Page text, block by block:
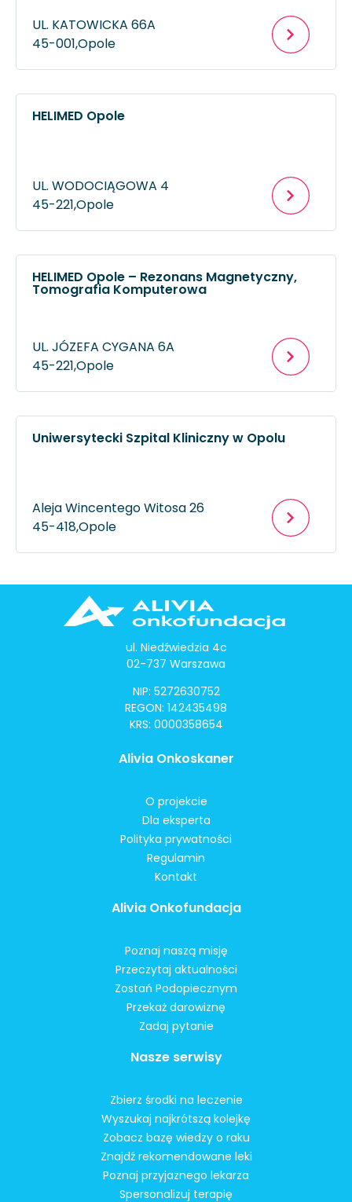
UL. KATOWICKA 66A
45-001,Opole
HELIMED Opole
UL. WODOCIĄGOWA 4
45-221,Opole
HELIMED Opole – Rezonans Magnetyczny,
Tomografia Komputerowa
UL. JÓZEFA CYGANA 6A
45-221,Opole
Uniwersytecki Szpital Kliniczny w Opolu
Aleja Wincentego Witosa 26
45-418,Opole
ul. Niedźwiedzia 4c
02-737 Warszawa
NIP: 5272630752
REGON: 142435498
KRS: 0000358654
Alivia Onkoskaner
O projekcie
Dla eksperta
Polityka prywatności
Regulamin
Kontakt
Alivia Onkofundacja
Poznaj naszą misję
Przeczytaj aktualności
Zostań Podopiecznym
Przekaż darowiznę
Zadaj pytanie
Nasze serwisy
Zbierz środki na leczenie
Wyszukaj najkrótszą kolejkę
Zobacz bazę wiedzy o raku
Znajdź rekomendowane leki
Poznaj przyjaznego lekarza
Spersonalizuj terapię